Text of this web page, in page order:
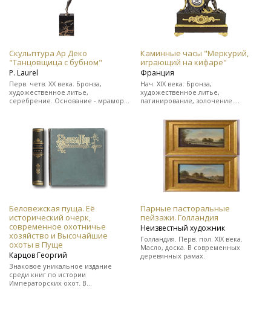
Скульптура Ар Деко
"Танцовщица с бубном"
Р. Laurel
Перв. четв. ХХ века. Бронза,
художественное литье,
серебрение. Основание - мрамор.
мастерской.
Каминные часы "Меркурий,
играющий на кифаре"
Франция
Нач. XIX века. Бронза,
художественное литье,
патинирование, золочение.
В прекрасном состоянии.
Беловежская пуща. Её
исторический очерк,
современное охотничье
хозяйство и Высочайшие
охоты в Пуще
Карцов Георгий
Знаковое уникальное издание
среди книг по истории
Императорских охот. В
Парные пасторальные
пейзажи. Голландия
Неизвестный художник
Голландия. Перв. пол. XIX века.
Масло, доска. В современных
деревянных рамах.